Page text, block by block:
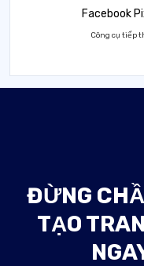
Facebook
Công cụ tiếp
ĐỪNG
TẠO